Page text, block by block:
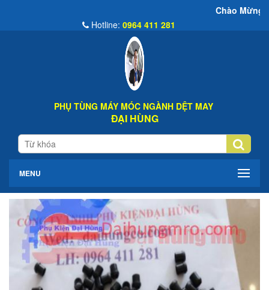
Chào Mừng Đến Website Đại
Hotline: 0964 411 281
PHỤ TÙNG MÁY MÓC NGÀNH DỆT MAY
ĐẠI HÙNG
MENU